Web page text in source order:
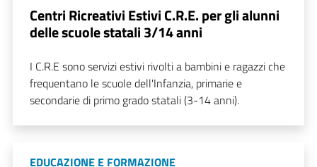
Centri Ricreativi Estivi C.R.E. per gli alunni
delle scuole statali 3/14 anni
I C.R.E sono servizi estivi rivolti a bambini e ragazzi che
frequentano le scuole dell'Infanzia, primarie e
secondarie di primo grado statali (3-14 anni).
EDUCAZIONE E FORMAZIONE